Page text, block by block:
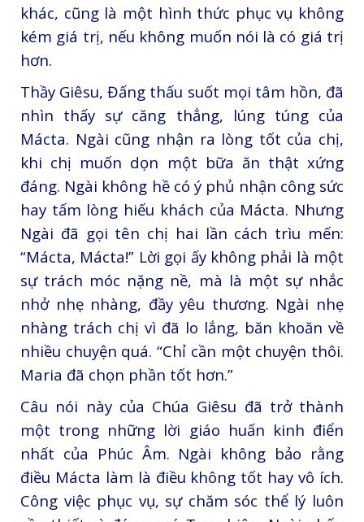
khác, cũng là một hình thức phục vụ không
kém giá trị, nếu không muốn nói là có giá trị
hơn.
Thầy Giêsu, Đấng thấu suốt mọi tâm hồn, đã
nhìn thấy sự căng thẳng, lúng túng của
Mácta. Ngài cũng nhận ra lòng tốt của chị,
khi chị muốn dọn một bữa ăn thật xứng
đáng. Ngài không hề có ý phủ nhận công sức
hay tấm lòng hiếu khách của Mácta. Nhưng
Ngài đã gọi tên chị hai lần cách trìu mến:
“Mácta, Mácta!” Lời gọi ấy không phải là một
sự trách móc nặng nề, mà là một sự nhắc
nhở nhẹ nhàng, đầy yêu thương. Ngài nhẹ
nhàng trách chị vì đã lo lắng, băn khoăn về
nhiều chuyện quá. “Chỉ cần một chuyện thôi.
Maria đã chọn phần tốt hơn.”
Câu nói này của Chúa Giêsu đã trở thành
một trong những lời giáo huấn kinh điển
nhất của Phúc Âm. Ngài không bảo rằng
điều Mácta làm là điều không tốt hay vô ích.
Công việc phục vụ, sự chăm sóc thể lý luôn